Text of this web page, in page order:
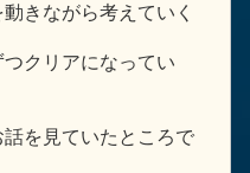
きながら考えていく
クリアになってい
を見ていたところで